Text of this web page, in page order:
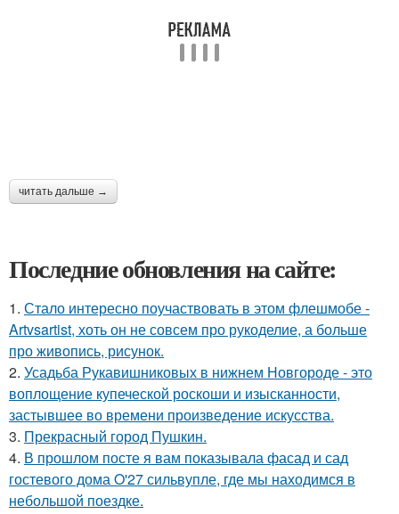
читать дальше →
Последние обновления на сайте:
1. Стало интересно поучаствовать в этом флешмобе -
Artvsartist, хоть он не совсем про рукоделие, а больше
про живопись, рисунок.
2. Усадьба Рукавишниковых в нижнем Новгороде - это
воплощение купеческой роскоши и изысканности,
застывшее во времени произведение искусства.
3. Прекрасный город Пушкин.
4. В прошлом посте я вам показывала фасад и сад
гостевого дома O'27 сильвупле, где мы находимся в
небольшой поездке.